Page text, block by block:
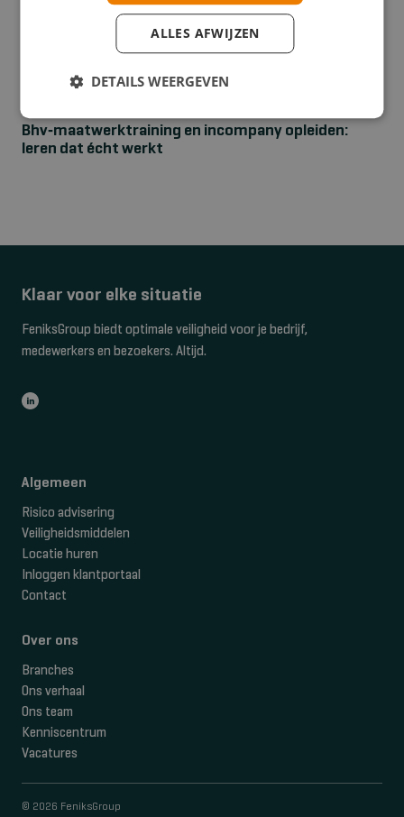
Bhv‑maatwerktraining en incompany opleiden:
leren dat écht werkt
Klaar voor elke situatie
FeniksGroup biedt optimale veiligheid voor je bedrijf,
medewerkers en bezoekers. Altijd.
Algemeen
Risico advisering
Veiligheidsmiddelen
Locatie huren
Inloggen klantportaal
Contact
Over ons
Branches
Ons verhaal
Ons team
Kenniscentrum
Vacatures
© 2026 FeniksGroup
ALLES AFWIJZEN
DETAILS WEERGEVEN